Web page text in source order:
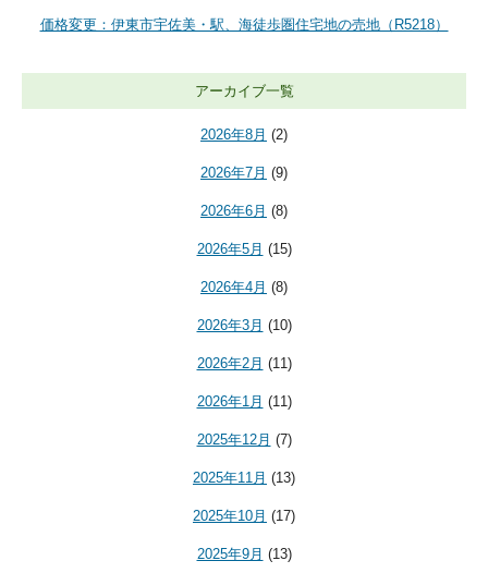
価格変更：伊東市宇佐美・駅、海徒歩圏住宅地の売地（R5218）
アーカイブ一覧
2026年8月 (2)
2026年7月 (9)
2026年6月 (8)
2026年5月 (15)
2026年4月 (8)
2026年3月 (10)
2026年2月 (11)
2026年1月 (11)
2025年12月 (7)
2025年11月 (13)
2025年10月 (17)
2025年9月 (13)